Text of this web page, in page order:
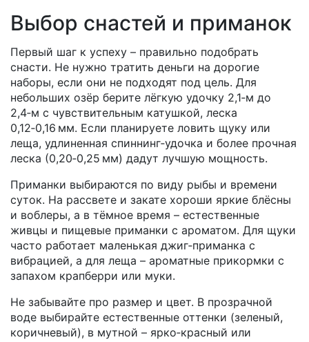
Выбор снастей и приманок
Первый шаг к успеху – правильно подобрать
снасти. Не нужно тратить деньги на дорогие
наборы, если они не подходят под цель. Для
небольших озёр берите лёгкую удочку 2,1‑м до
2,4‑м с чувствительным катушкой, леска
0,12‑0,16 мм. Если планируете ловить щуку или
леща, удлиненная спиннинг‑удочка и более прочная
леска (0,20‑0,25 мм) дадут лучшую мощность.
Приманки выбираются по виду рыбы и времени
суток. На рассвете и закате хороши яркие блёсны
и воблеры, а в тёмное время – естественные
живцы и пищевые приманки с ароматом. Для щуки
часто работает маленькая джиг‑приманка с
вибрацией, а для леща – ароматные прикормки с
запахом крапберри или муки.
Не забывайте про размер и цвет. В прозрачной
воде выбирайте естественные оттенки (зеленый,
коричневый), в мутной – ярко‑красный или